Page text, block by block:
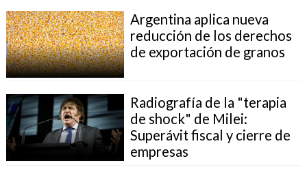
Argentina aplica nueva
reducción de los derechos
de exportación de granos
Radiografía de la "terapia
de shock" de Milei:
Superávit fiscal y cierre de
empresas